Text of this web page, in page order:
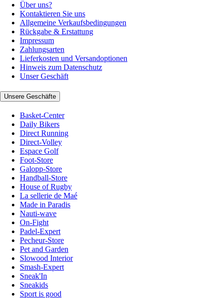
Über uns?
Kontaktieren Sie uns
Allgemeine Verkaufsbedingungen
Rückgabe & Erstattung
Impressum
Zahlungsarten
Lieferkosten und Versandoptionen
Hinweis zum Datenschutz
Unser Geschäft
Unsere Geschäfte
Basket-Center
Daily Bikers
Direct Running
Direct-Volley
Espace Golf
Foot-Store
Galopp-Store
Handball-Store
House of Rugby
La sellerie de Maé
Made in Paradis
Nauti-wave
On-Fight
Padel-Expert
Pecheur-Store
Pet and Garden
Slowood Interior
Smash-Expert
Sneak'In
Sneakids
Sport is good